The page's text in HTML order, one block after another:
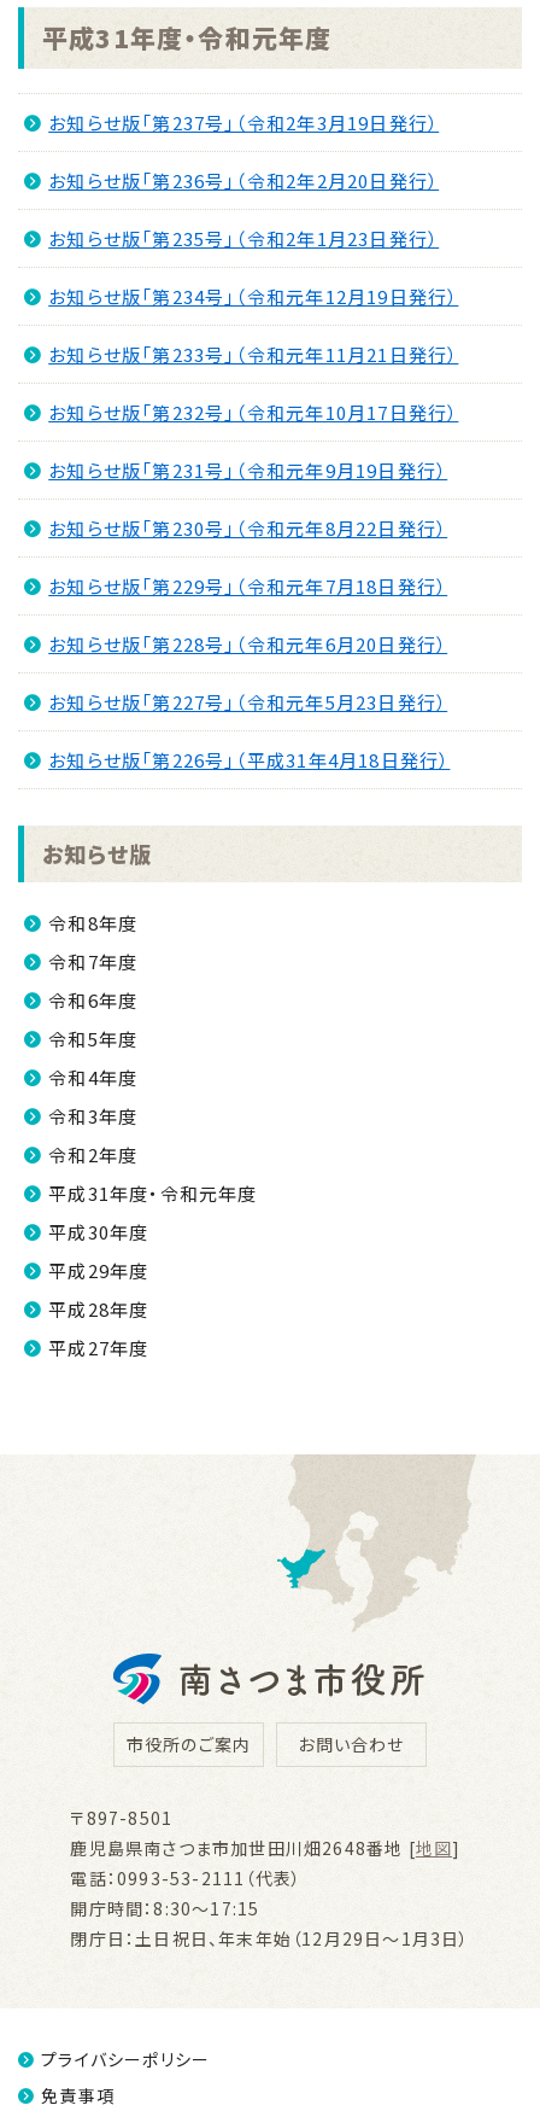
令和6年度版「統計みなみさつま」
2023.11.10
オープンデータの取組みについて
2022.11.22
令和４年度版「統計みなみさつま」
平成31年度・令和元年度
お知らせ版「第237号」（令和2年3月19日発行）
お知らせ版「第236号」（令和2年2月20日発行）
お知らせ版「第235号」（令和2年1月23日発行）
お知らせ版「第234号」（令和元年12月19日発行）
お知らせ版「第233号」（令和元年11月21日発行）
お知らせ版「第232号」（令和元年10月17日発行）
お知らせ版「第231号」（令和元年9月19日発行）
お知らせ版「第230号」（令和元年8月22日発行）
お知らせ版「第229号」（令和元年7月18日発行）
お知らせ版「第228号」（令和元年6月20日発行）
お知らせ版「第227号」（令和元年5月23日発行）
お知らせ版「第226号」（平成31年4月18日発行）
お知らせ版
令和8年度
令和7年度
令和6年度
令和5年度
令和4年度
令和3年度
令和2年度
平成31年度・令和元年度
平成30年度
平成29年度
平成28年度
平成27年度
市役所のご案内 お問い合わせ
〒897-8501
鹿児島県南さつま市加世田川畑2648番地 [地図]
電話：0993-53-2111（代表）
開庁時間：8:30～17:15
閉庁日：土日祝日、年末年始（12月29日～1月3日）
プライバシーポリシー
免責事項